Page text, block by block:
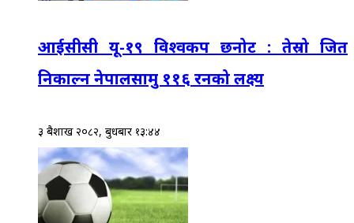
आईसीसी यू-१९ विश्वकप छनोट : तेस्रो जित
निकाल्न नेपालसामु ११६ रनको लक्ष्य
३ बैशाख २०८२, बुधबार १३:४४